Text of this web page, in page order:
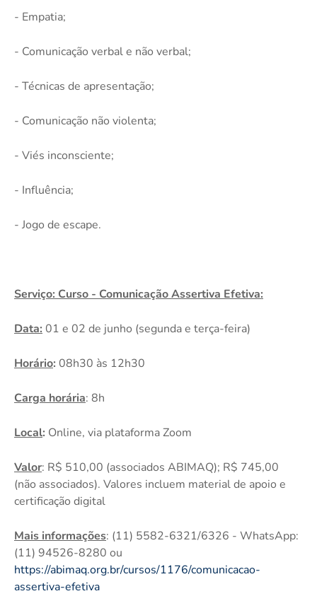
- Empatia;
- Comunicação verbal e não verbal;
- Técnicas de apresentação;
- Comunicação não violenta;
- Viés inconsciente;
- Influência;
- Jogo de escape.
Serviço: Curso - Comunicação Assertiva Efetiva:
Data: 01 e 02 de junho (segunda e terça-feira)
Horário: 08h30 às 12h30
Carga horária: 8h
Local: Online, via plataforma Zoom
Valor: R$ 510,00 (associados ABIMAQ); R$ 745,00
(não associados). Valores incluem material de apoio e
certificação digital
Mais informações: (11) 5582-6321/6326 - WhatsApp:
(11) 94526-8280 ou
https://abimaq.org.br/cursos/1176/comunicacao-
assertiva-efetiva